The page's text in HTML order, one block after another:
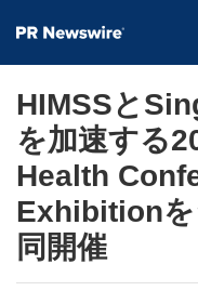
HIMSSと
を加速する
Health
Exhibitionを
同開催